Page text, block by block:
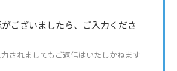
ございましたら、ご入力くださ
されましてもご返信はいたしかねます